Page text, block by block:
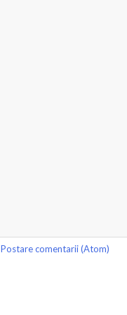
Postare comentarii (Atom)